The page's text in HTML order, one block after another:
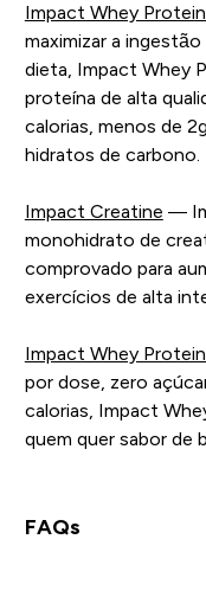
Impact Whey
maximizar a
dieta, Impact Whey
proteína de alta
calorias, menos de
hidratos de carbono.
Impact Creatine —
monohidrato de
comprovado para
exercícios de alta
Impact Whey
por dose, zero
calorias, Impact
quem quer sabor de
FAQs